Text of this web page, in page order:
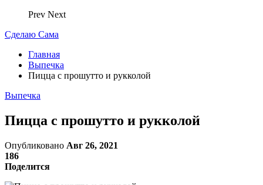
Prev Next
Сделаю Сама
Главная
Выпечка
Пицца с прошутто и рукколой
Выпечка
Пицца с прошутто и рукколой
Опубликовано Авг 26, 2021
186
Поделится